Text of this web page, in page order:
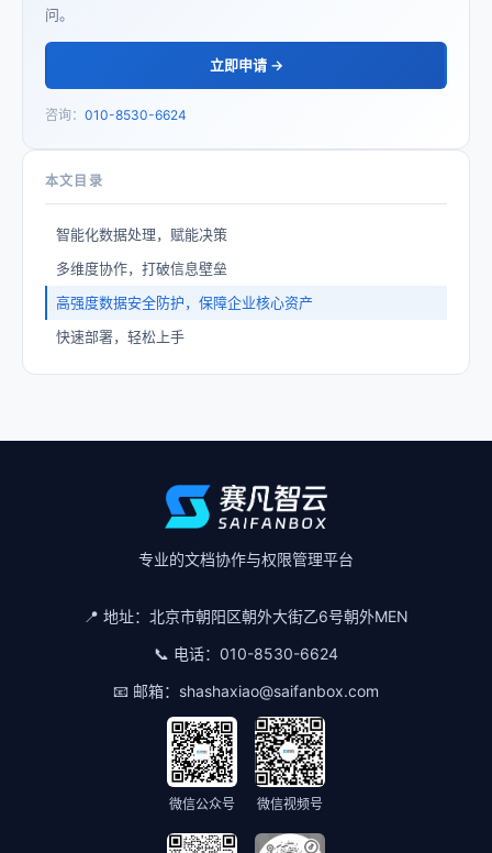
问。
立即申请 →
咨询： 010-8530-6624
本文目录
智能化数据处理，赋能决策
多维度协作，打破信息壁垒
高强度数据安全防护，保障企业核心资产
快速部署，轻松上手
专业的文档协作与权限管理平台
📍 地址： 北京市朝阳区朝外大街乙6号朝外MEN
📞 电话： 010-8530-6624
📧 邮箱： shashaxiao@saifanbox.com
微信公众号 微信视频号